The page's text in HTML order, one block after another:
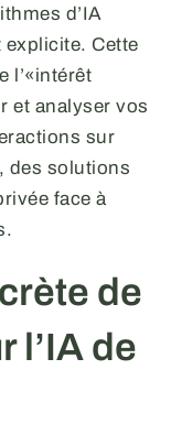
d’IA
Cette
l’«intérêt
et analyser vos
sur
des solutions
face à
de
l’IA de